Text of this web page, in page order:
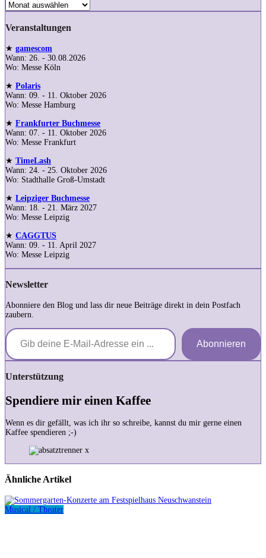
Veranstaltungen
★ gamescom
Wann: 26. - 30.08.2026
Wo: Messe Köln
★ Polaris
Wann: 09. - 11. Oktober 2026
Wo: Messe Hamburg
★ Frankfurter Buchmesse
Wann: 07. - 11. Oktober 2026
Wo: Messe Frankfurt
★ TimeLash
Wann: 24. - 25. Oktober 2026
Wo: Stadthalle Groß-Umstadt
★ Leipziger Buchmesse
Wann: 18. - 21. März 2027
Wo: Messe Leipzig
★ CAGGTUS
Wann: 09. - 11. April 2027
Wo: Messe Leipzig
Newsletter
Abonniere den Blog und lass dir neue Beiträge direkt in dein Postfach
zaubern.
Gib deine E-Mail-Adresse ein ...
Abonnieren
Unterstützung
Spendiere mir einen Kaffee
Wenn es dir gefällt, was ich ihr so schreibe, kannst du mir gerne einen
Kaffee spendieren ;-)
Ähnliche Artikel
Musical / Theater